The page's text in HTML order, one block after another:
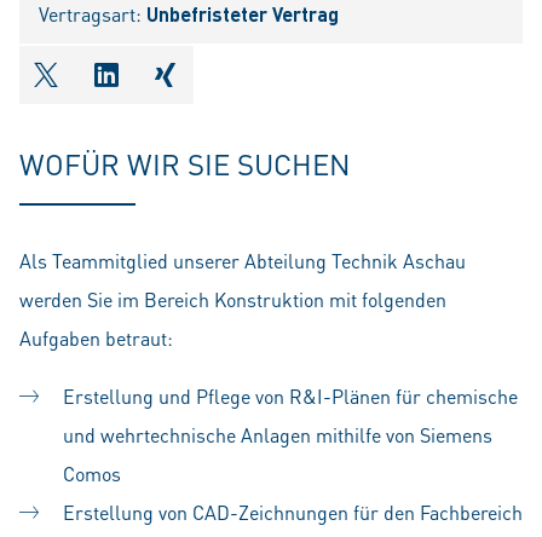
Vertragsart: Unbefristeter Vertrag
shareOntwitter
shareOnlinkedIn
shareOnxing
WOFÜR WIR SIE SUCHEN
Als Teammitglied unserer Abteilung Technik Aschau
werden Sie im Bereich Konstruktion mit folgenden
Aufgaben betraut:
Erstellung und Pflege von R&I-Plänen für chemische
und wehrtechnische Anlagen mithilfe von Siemens
Comos
Erstellung von CAD-Zeichnungen für den Fachbereich